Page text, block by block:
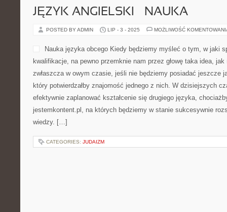
JĘZYK ANGIELSKI – NAUKA
POSTED BY ADMIN LIP - 3 - 2025 MOŻLIWOŚĆ
Nauka języka obcego Kiedy będziemy myśleć o tym, w jaki
kwalifikacje, na pewno przemknie nam przez głowę taka idea,
zwłaszcza w owym czasie, jeśli nie będziemy posiadać jeszcze
który potwierdzałby znajomość jednego z nich. W dzisiejszych
efektywnie zaplanować kształcenie się drugiego języka,
jestemkontent.pl, na których będziemy w stanie sukcesywnie
wiedzy. […]
CATEGORIES: JUDAIZM